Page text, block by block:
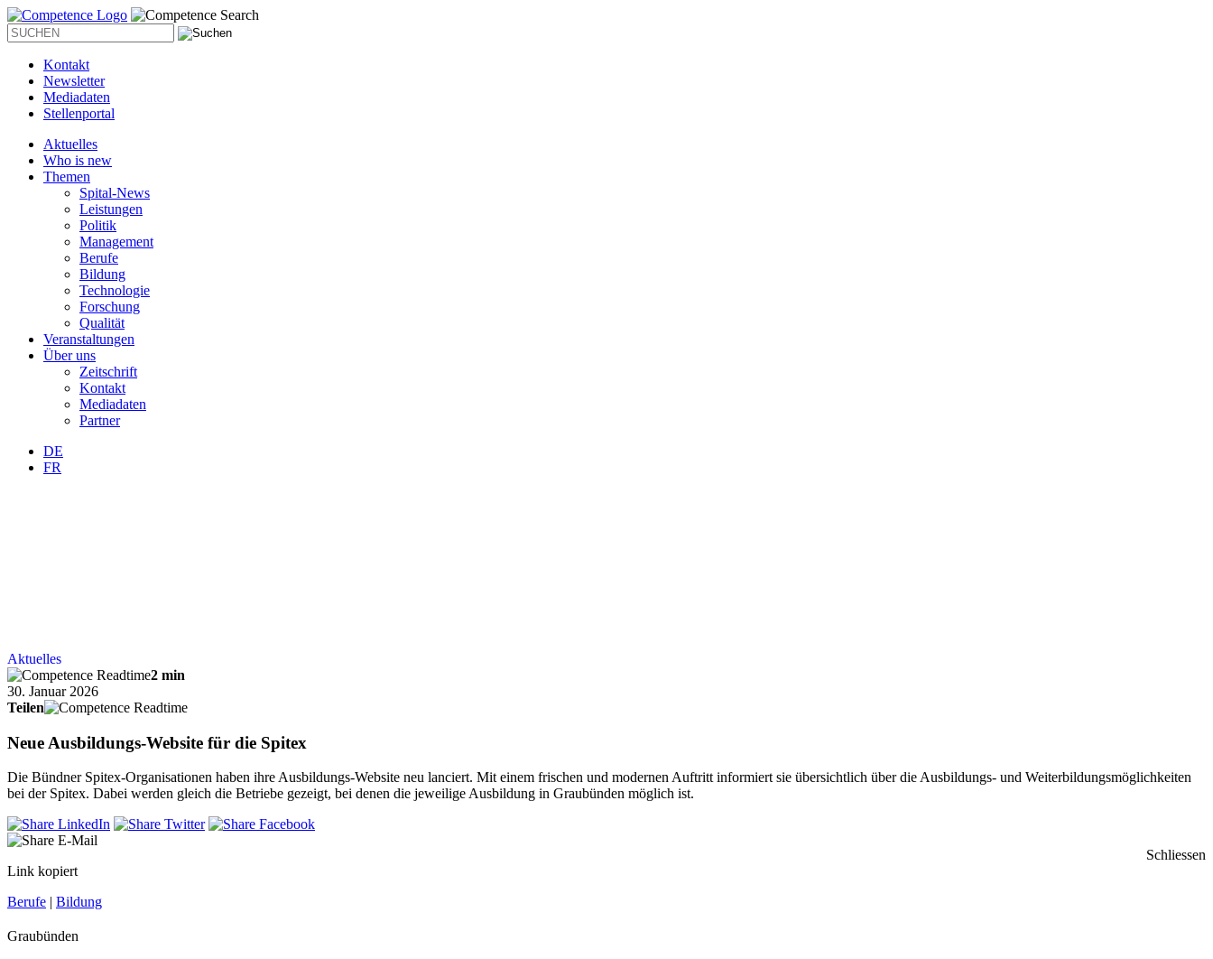
Kontakt
Newsletter
Mediadaten
Stellenportal
Aktuelles
Who is new
Themen
Spital-News
Leistungen
Politik
Management
Berufe
Bildung
Technologie
Forschung
Qualität
Veranstaltungen
Über uns
Zeitschrift
Kontakt
Mediadaten
Partner
DE
FR
Aktuelles
2 min
30. Januar 2026
Teilen
Neue Ausbildungs-Website für die Spitex
Die Bündner Spitex-Organisationen haben ihre Ausbildungs-Website neu lanciert. Mit einem frischen und modernen Auftritt informiert sie übersichtlich über die Ausbildungs- und Weiterbildungsmöglichkeiten
bei der Spitex. Dabei werden gleich die Betriebe gezeigt, bei denen die jeweilige Ausbildung in Graubünden möglich ist.
Link kopiert
Schliessen
Berufe | Bildung
Graubünden